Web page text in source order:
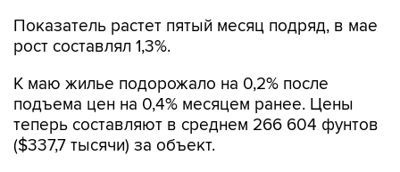
Показатель растет пятый месяц подряд, в мае
рост составлял 1,3%.
К маю жилье подорожало на 0,2% после
подъема цен на 0,4% месяцем ранее. Цены
теперь составляют в среднем 266 604 фунтов
($337,7 тысячи) за объект.